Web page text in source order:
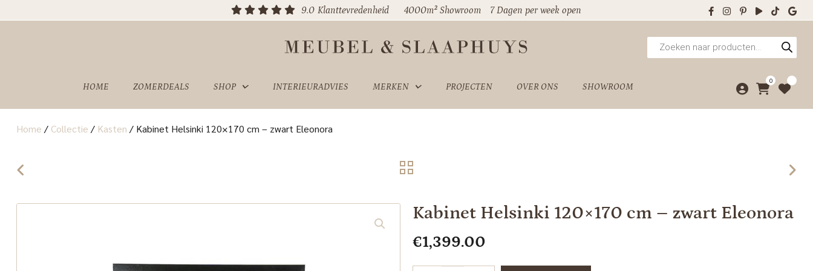
9.0 Klanttevredenheid 4000m² Showroom 7 Dagen per week open
Producten
zoeken
HOME ZOMERDEALS SHOP INTERIEURADVIES MERKEN PROJECTEN OVER ONS SHOWROOM
0
SHOWROOM
Home / Collectie / Kasten / Kabinet Helsinki 120×170 cm – zwart Eleonora
Kabinet Helsinki 120×170 cm – zwart Eleonora
€1,399.00